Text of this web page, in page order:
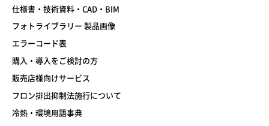
仕様書・技術資料・CAD・BIM
フォトライブラリー 製品画像
エラーコード表
購入・導入をご検討の方
販売店様向けサービス
フロン排出抑制法施行について
冷熱・環境用語事典